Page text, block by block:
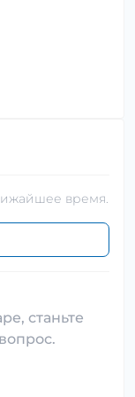
время.
станьте